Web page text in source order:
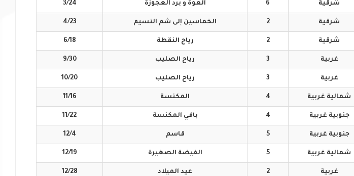
شرقية 6 العوة و برد العجوزة 3/24
شرقية 2 الخماسين إلى شم النسيم 4/23
شرقية 2 رياح النقطة 6/18
غربية 3 رياح الصليب 9/30
غربية 3 رياح الصليب 10/20
شمالية غربية 4 المكنسة 11/16
جنوبية غربية 4 بافي المكنسة 11/22
جنوبية غربية 5 قاسم 12/4
شمالية غربية 5 الفيضة الصغيرة 12/19
غربية 2 عيد الميلاد 12/28